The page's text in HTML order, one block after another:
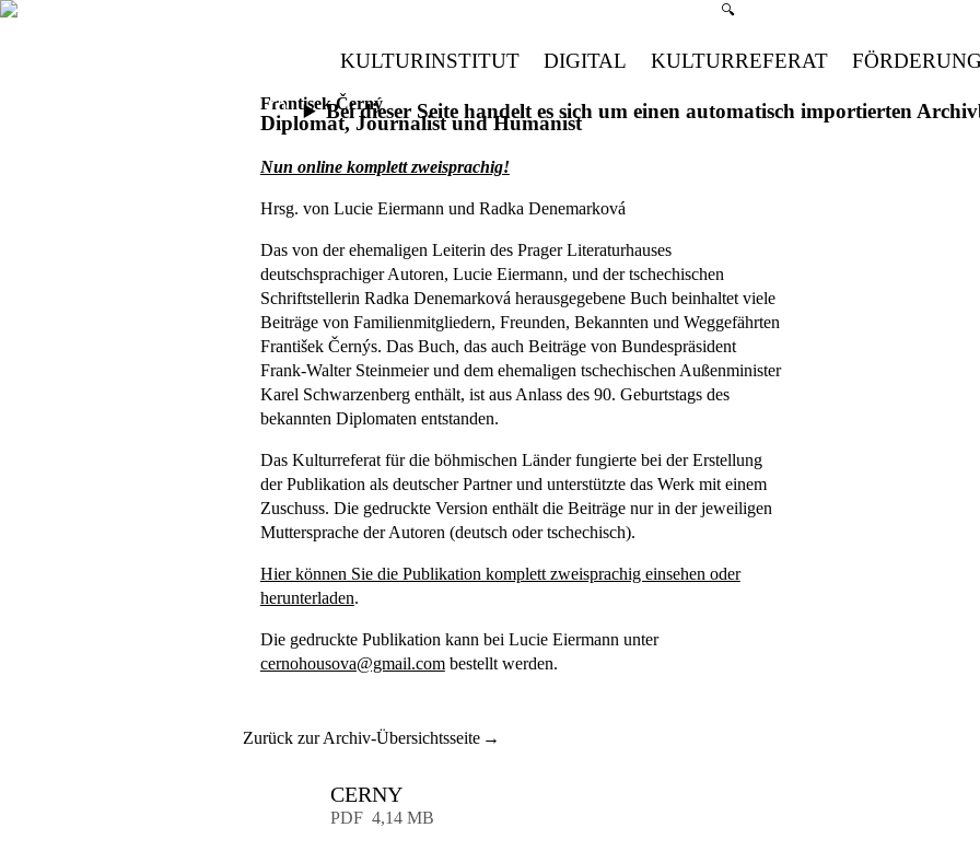
Suchmenü öffnen
🔍
KULTURINSTITUT DIGITAL KULTURREFERAT
Bei dieser Seite handelt es sich um einen automatisch importierten
Frantisek Černý
Diplomat, Journalist und Humanist
Nun online komplett zweisprachig!
Hrsg. von Lucie Eiermann und Radka Denemarková
Das von der ehemaligen Leiterin des Prager Literaturhauses
deutschsprachiger Autoren, Lucie Eiermann, und der tschechischen
Schriftstellerin Radka Denemarková herausgegebene Buch beinhaltet viele
Beiträge von Familienmitgliedern, Freunden, Bekannten und Weggefährten
František Černýs. Das Buch, das auch Beiträge von Bundespräsident
Frank-Walter Steinmeier und dem ehemaligen tschechischen Außenminister
Karel Schwarzenberg enthält, ist aus Anlass des 90. Geburtstags des
bekannten Diplomaten entstanden.
Das Kulturreferat für die böhmischen Länder fungierte bei der Erstellung
der Publikation als deutscher Partner und unterstützte das Werk mit einem
Zuschuss. Die gedruckte Version enthält die Beiträge nur in der jeweiligen
Muttersprache der Autoren (deutsch oder tschechisch).
Hier können Sie die Publikation komplett zweisprachig einsehen oder
herunterladen.
Die gedruckte Publikation kann bei Lucie Eiermann unter
cernohousova@gmail.combestellt werden.
Zurück zur Archiv-Übersichtsseite
CERNY
PDF 4,14 MB